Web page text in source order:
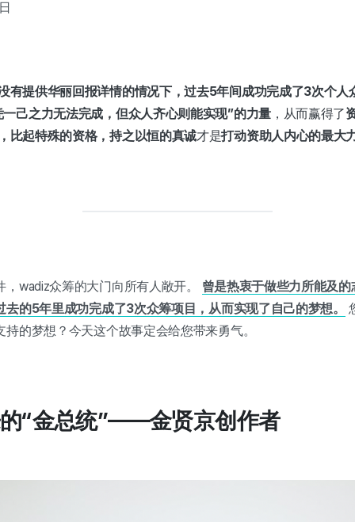
有提供华丽回报详情的情况下，过去5年间成功完成了3次个人
己之力无法完成，但众人齐心则能实现”的力量，从而赢得了
比起特殊的资格，持之以恒的真诚才是打动资助人内心的最大
wadiz众筹的大门向所有人敞开。 曾是热衷于做些力所能及
的5年里成功完成了3次众筹项目，从而实现了自己的梦想。
的梦想？今天这个故事定会给您带来勇气。
“金总统”——金贤京创作者